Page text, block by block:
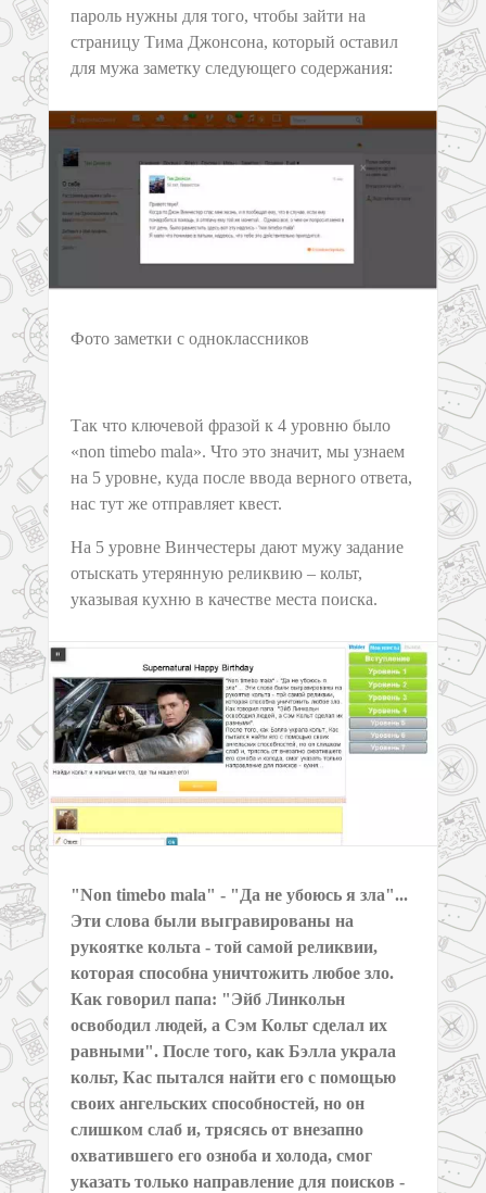
пароль нужны для того, чтобы зайти на
страницу Тима Джонсона, который оставил
для мужа заметку следующего содержания:
Фото заметки с одноклассников
Так что ключевой фразой к 4 уровню было
«non timebo mala». Что это значит, мы узнаем
на 5 уровне, куда после ввода верного ответа,
нас тут же отправляет квест.
На 5 уровне Винчестеры дают мужу задание
отыскать утерянную реликвию – кольт,
указывая кухню в качестве места поиска.
"Non timebo mala" - "Да не убоюсь я зла"...
Эти слова были выгравированы на
рукоятке кольта - той самой реликвии,
которая способна уничтожить любое зло.
Как говорил папа: "Эйб Линкольн
освободил людей, а Сэм Кольт сделал их
равными". После того, как Бэлла украла
кольт, Кас пытался найти его с помощью
своих ангельских способностей, но он
слишком слаб и, трясясь от внезапно
охватившего его озноба и холода, смог
указать только направление для поисков -